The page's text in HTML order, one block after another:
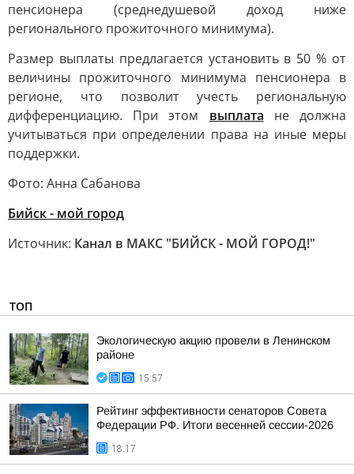
пенсионера (среднедушевой доход ниже
регионального прожиточного минимума).
Размер выплаты предлагается установить в 50 % от
величины прожиточного минимума пенсионера в
регионе, что позволит учесть региональную
дифференциацию. При этом выплата не должна
учитываться при определении права на иные меры
поддержки.
Фото: Анна Сабанова
Бийск - мой город
Источник: Канал в МАКС "БИЙСК - МОЙ ГОРОД!"
ТОП
Экологическую акцию провели в Ленинском
районе
15:57
Рейтинг эффективности сенаторов Совета
Федерации РФ. Итоги весенней сессии-2026
18:17